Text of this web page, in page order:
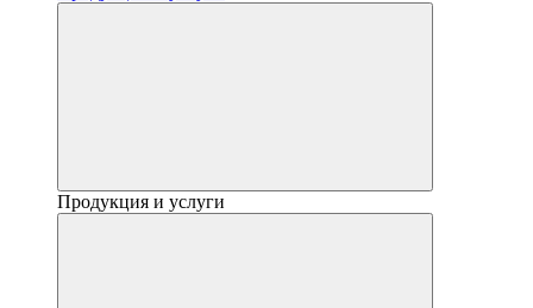
Продукция и услуги